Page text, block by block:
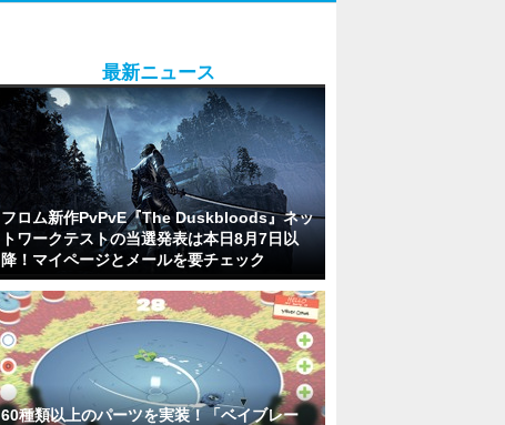
最新ニュース
フロム新作PvPvE『The Duskbloods』ネッ
トワークテストの当選発表は本日8月7日以
降！マイページとメールを要チェック
60種類以上のパーツを実装！「ベイブレー